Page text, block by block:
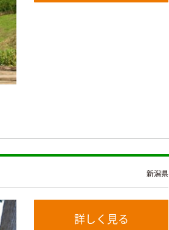
新潟県
詳しく見る